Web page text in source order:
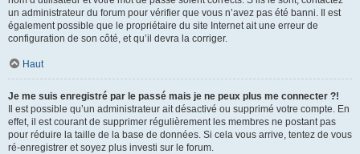
un administrateur du forum pour vérifier que vous n’avez pas été banni. Il est
également possible que le propriétaire du site Internet ait une erreur de
configuration de son côté, et qu’il devra la corriger.
Haut
Je me suis enregistré par le passé mais je ne peux plus me connecter ?!
Il est possible qu’un administrateur ait désactivé ou supprimé votre compte. En
effet, il est courant de supprimer régulièrement les membres ne postant pas
pour réduire la taille de la base de données. Si cela vous arrive, tentez de vous
ré-enregistrer et soyez plus investi sur le forum.